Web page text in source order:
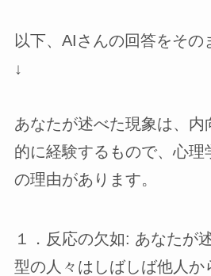
以下、AIさんの回答をその
↓
あなたが述べた現象は、内
的に経験するもので、心理
の理由があります。
１．反応の欠如: あなたが
型の人々はしばしば他人か